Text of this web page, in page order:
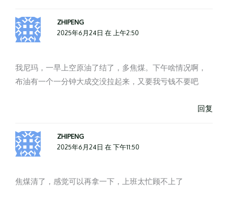
ZHIPENG
2025年6月24日 在 上午2:50
我尼玛，一早上空原油了结了，多焦煤。下午啥情况啊，
布油有一个一分钟大成交没拉起来，又要我亏钱不要吧
回复
ZHIPENG
2025年6月24日 在 下午11:50
焦煤清了，感觉可以再拿一下，上班太忙顾不上了